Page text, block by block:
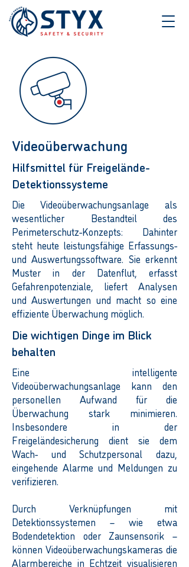
Videoüberwachung
Hilfsmittel für Freigelände-
Detektionssysteme
Die Videoüberwachungsanlage als
wesentlicher Bestandteil des
Perimeterschutz-Konzepts: Dahinter
steht heute leistungsfähige Erfassungs-
und Auswertungssoftware. Sie erkennt
Muster in der Datenflut, erfasst
Gefahrenpotenziale, liefert Analysen
und Auswertungen und macht so eine
effiziente Überwachung möglich.
Die wichtigen Dinge im Blick
behalten
Eine intelligente
Videoüberwachungsanlage kann den
personellen Aufwand für die
Überwachung stark minimieren.
Insbesondere in der
Freigeländesicherung dient sie dem
Wach- und Schutzpersonal dazu,
eingehende Alarme und Meldungen zu
verifizieren.
Durch Verknüpfungen mit
Detektionssystemen – wie etwa
Bodendetektion oder Zaunsensorik –
können Videoüberwachungskameras die
Alarmbereiche in Echtzeit visualisieren